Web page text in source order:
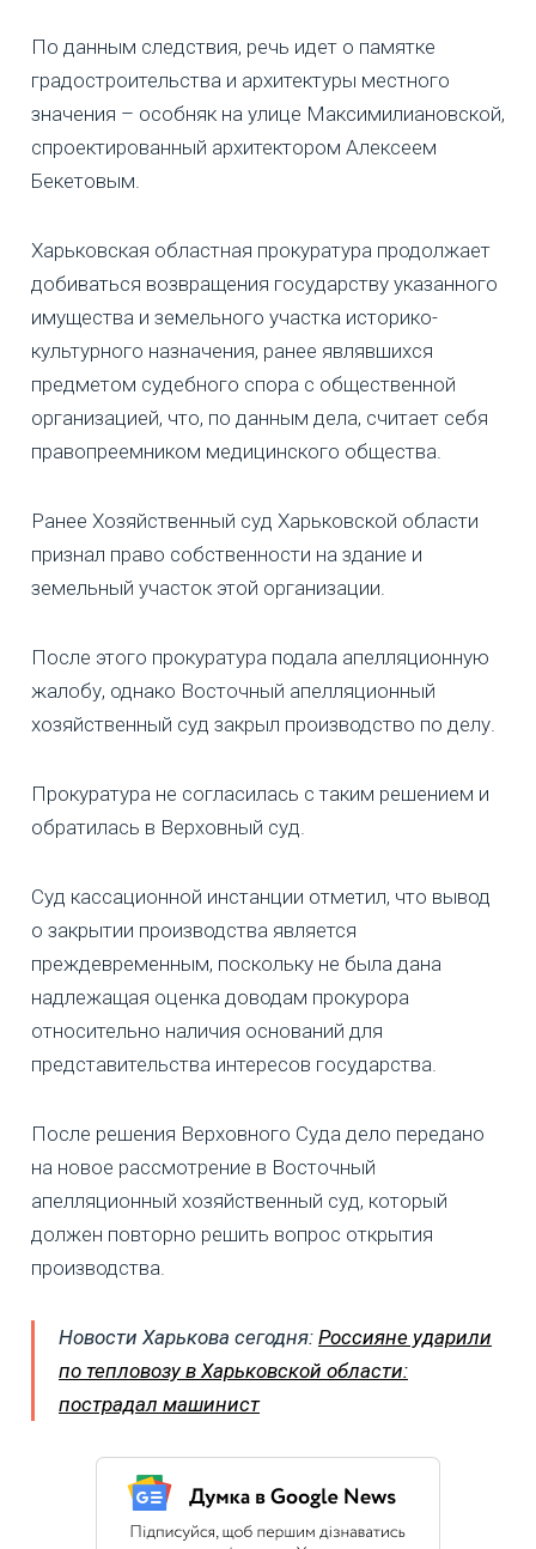
По данным следствия, речь идет о памятке
градостроительства и архитектуры местного
значения – особняк на улице Максимилиановской,
спроектированный архитектором Алексеем
Бекетовым.
Харьковская областная прокуратура продолжает
добиваться возвращения государству указанного
имущества и земельного участка историко-
культурного назначения, ранее являвшихся
предметом судебного спора с общественной
организацией, что, по данным дела, считает себя
правопреемником медицинского общества.
Ранее Хозяйственный суд Харьковской области
признал право собственности на здание и
земельный участок этой организации.
После этого прокуратура подала апелляционную
жалобу, однако Восточный апелляционный
хозяйственный суд закрыл производство по делу.
Прокуратура не согласилась с таким решением и
обратилась в Верховный суд.
Суд кассационной инстанции отметил, что вывод
о закрытии производства является
преждевременным, поскольку не была дана
надлежащая оценка доводам прокурора
относительно наличия оснований для
представительства интересов государства.
После решения Верховного Суда дело передано
на новое рассмотрение в Восточный
апелляционный хозяйственный суд, который
должен повторно решить вопрос открытия
производства.
Новости Харькова сегодня: Россияне ударили
по тепловозу в Харьковской области:
пострадал машинист